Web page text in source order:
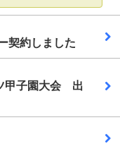
契約しました
甲子園大会 出